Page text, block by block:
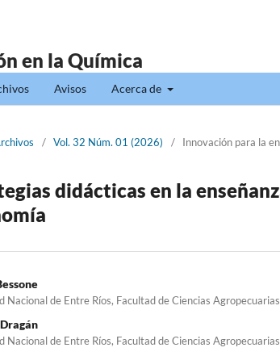
en la Química
Avisos Acerca de
/ Vol. 32 Núm. 01 (2026) / Innovación para la
didácticas en la
Nacional de Entre Ríos, Facultad de Ciencias
Nacional de Entre Ríos, Facultad de Ciencias